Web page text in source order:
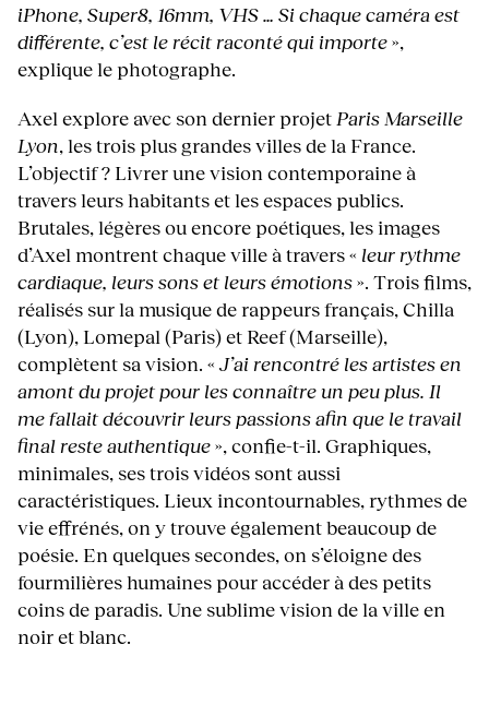
iPhone, Super8, 16mm, VHS … Si chaque caméra est
différente, c’est le récit raconté qui importe»,
explique le photographe.
Axel explore avec son dernier projet Paris Marseille
Lyon, les trois plus grandes villes de la France.
L’objectif ? Livrer une vision contemporaine à
travers leurs habitants et les espaces publics.
Brutales, légères ou encore poétiques, les images
d’Axel montrent chaque ville à travers « leur rythme
cardiaque, leurs sons et leurs émotions». Trois films,
réalisés sur la musique de rappeurs français, Chilla
(Lyon), Lomepal (Paris) et Reef (Marseille),
complètent sa vision. «J’ai rencontré les artistes en
amont du projet pour les connaître un peu plus. Il
me fallait découvrir leurs passions afin que le travail
final reste authentique», confie-t-il. Graphiques,
minimales, ses trois vidéos sont aussi
caractéristiques. Lieux incontournables, rythmes de
vie effrénés, on y trouve également beaucoup de
poésie. En quelques secondes, on s’éloigne des
fourmilières humaines pour accéder à des petits
coins de paradis. Une sublime vision de la ville en
noir et blanc.